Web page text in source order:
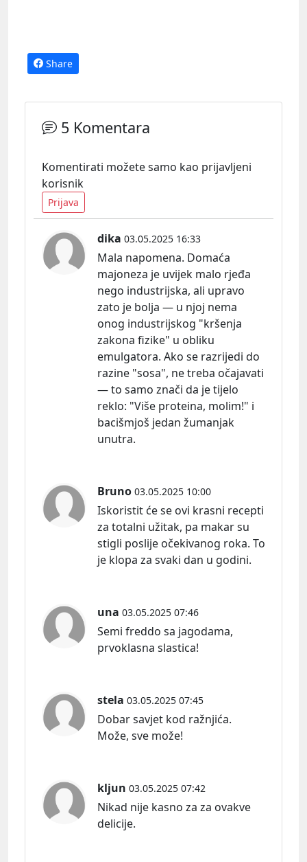
Share
5 Komentara
Komentirati možete samo kao prijavljeni
korisnik
Prijava
dika 03.05.2025 16:33
Mala napomena. Domaća
majoneza je uvijek malo rjeđa
nego industrijska, ali upravo
zato je bolja — u njoj nema
onog industrijskog "kršenja
zakona fizike" u obliku
emulgatora. Ako se razrijedi do
razine "sosa", ne treba očajavati
— to samo znači da je tijelo
reklo: "Više proteina, molim!" i
bacišmjoš jedan žumanjak
unutra.
Bruno 03.05.2025 10:00
Iskoristit će se ovi krasni recepti
za totalni užitak, pa makar su
stigli poslije očekivanog roka. To
je klopa za svaki dan u godini.
una 03.05.2025 07:46
Semi freddo sa jagodama,
prvoklasna slastica!
stela 03.05.2025 07:45
Dobar savjet kod ražnjića.
Može, sve može!
kljun 03.05.2025 07:42
Nikad nije kasno za za ovakve
delicije.